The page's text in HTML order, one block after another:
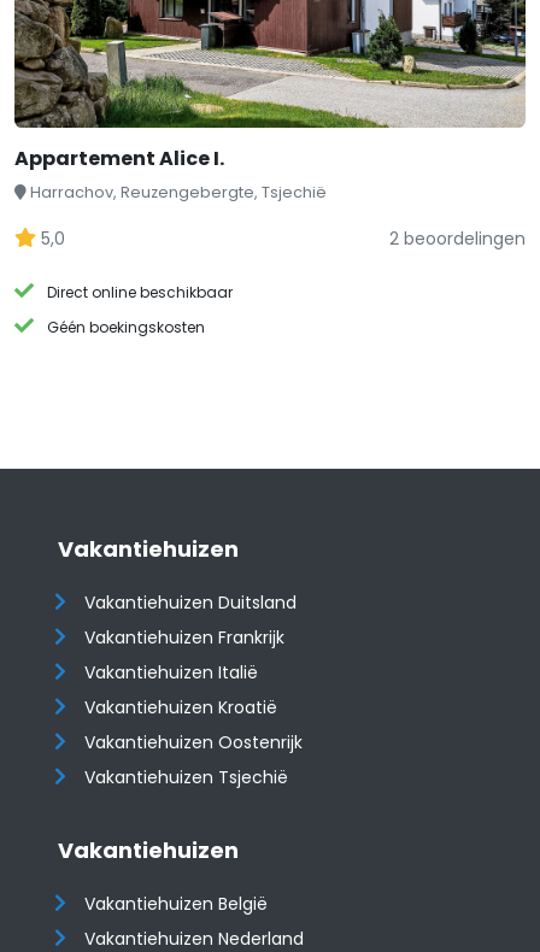
Appartement Alice I.
Harrachov, Reuzengebergte, Tsjechië
5,0 2 beoordelingen
Direct online beschikbaar
Géén boekingskosten
Vakantiehuizen
Vakantiehuizen Duitsland
Vakantiehuizen Frankrijk
Vakantiehuizen Italië
Vakantiehuizen Kroatië
​​​​​​​Vakantiehuizen Oostenrijk
Vakantiehuizen Tsjechië
Vakantiehuizen
Vakantiehuizen België
Vakantiehuizen Nederland